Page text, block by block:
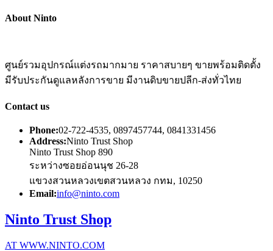
About Ninto
ศูนย์รวมอุปกรณ์แต่งรถมากมาย ราคาสบายๆ ขายพร้อมติดตั้ง
มีรับประกันดูแลหลังการขาย มีงานดิบขายปลีก-ส่งทั่วไทย
Contact us
Phone:02-722-4535, 0897457744, 0841331456
Address:Ninto Trust Shop
Ninto Trust Shop 890
ระหว่างซอยอ่อนนุช 26-28
แขวงสวนหลวงเขตสวนหลวง กทม, 10250
Email:info@ninto.com
Ninto Trust Shop
AT WWW.NINTO.COM